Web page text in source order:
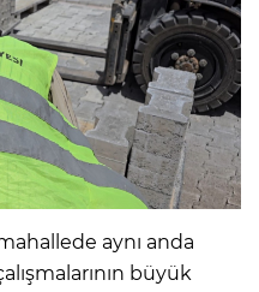
aynı anda
büyük